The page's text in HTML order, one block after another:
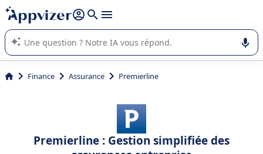
répondre (plusieurs lignes avec
L'IA de Appvizer vous guide dans l'utilisation ou la sélection de
logiciel SaaS en entreprise.
Finance Assurance Premierline
Premierline : Gestion simplifiée des